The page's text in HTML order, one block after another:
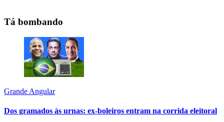
Tá bombando
Grande Angular
Dos gramados às urnas: ex-boleiros entram na corrida eleitoral